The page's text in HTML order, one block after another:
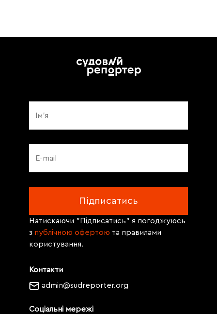
Контакти
admin@sudreporter.org
Соціальні мережі
Натискаючи "Підписатись" я погоджуюсь
з публічною офертою та правилами
користування.